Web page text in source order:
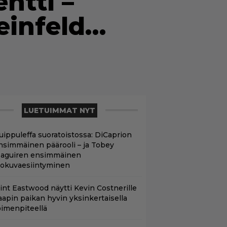
LUETUIMMAT NYT
suoratoistossa: DiCaprion
päärooli – ja Tobey
ensimmäinen
Eastwood näytti Kevin Costnerille
paikan hyvin yksinkertaisella